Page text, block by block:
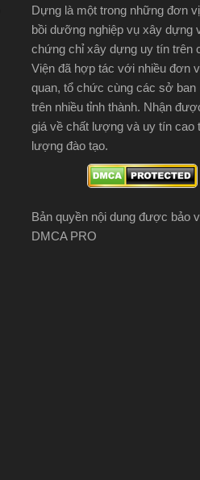
Dựng là một trong những đơn
bồi dưỡng nghiệp vụ xây dựng
chứng chỉ xây dựng uy tín trên
Viện đã hợp tác với nhiều đơn
quan, tổ chức cùng các sở ban
trên nhiều tỉnh thành. Nhận
giá về chất lượng và uy tín cao
lượng đào tạo.
Bản quyền nội dung được bảo
DMCA PRO